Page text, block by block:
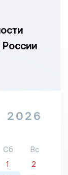
России
2026
Сб
Вс
1
2